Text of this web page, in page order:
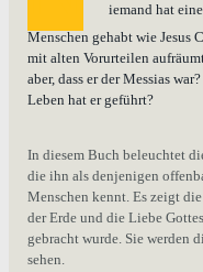
iemand hat
Menschen gehabt wie Jesus
mit alten Vorurteilen
aber, dass er der Messias
Leben hat er geführt?
In diesem Buch beleuchtet
die ihn als denjenigen
Menschen kennt. Es zeigt
der Erde und die Liebe
gebracht wurde. Sie werden
sehen.